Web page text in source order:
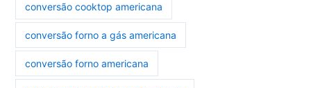
conversão cooktop americana
conversão forno a gás americana
conversão forno americana